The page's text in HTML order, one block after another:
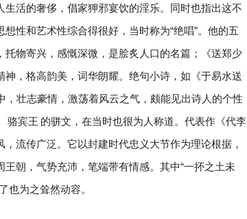
活的奢侈，倡家狎邪宴饮的淫乐。同时也指出这不
性和艺术性综合得很好，当时称为“绝唱”。他的五
物寄兴，感慨深微，是脍炙人口的名篇；《送郑少
，格高韵美，词华朗耀。绝句小诗，如《于易水送
，壮志豪情，激荡着风云之气，颇能见出诗人的个性
骆宾王 的骈文，在当时也很为人称道。代表作《代李
流传广泛。它以封建时代忠义大节作为理论根据，
朝，气势充沛，笔端带有情感。其中“一抔之土未
也为之耸然动容。